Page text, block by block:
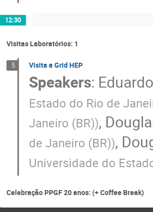
12:30
Visitas Laboratórios: 1
5 Visita a Grid HEP
Speakers:
Estado do Rio de
Janeiro (BR)),
de Janeiro (BR)),
Universidade do
Celebração PPGF 20 anos: (+ Coffee Break)